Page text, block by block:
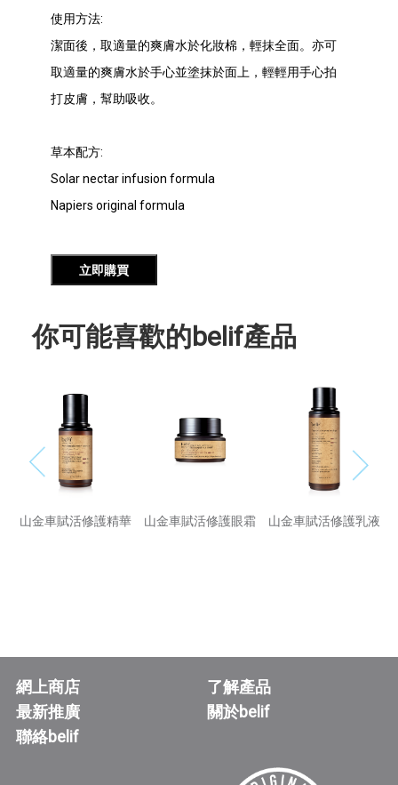
使用方法:
潔面後，取適量的爽膚水於化妝棉，輕抹全面。亦可
取適量的爽膚水於手心並塗抹於面上，輕輕用手心拍
打皮膚，幫助吸收。
草本配方:
Solar nectar infusion formula
Napiers original formula
立即購買
你可能喜歡的belif產品
山金車賦活修護精華 山金車賦活修護眼霜 山金車賦活修護乳液
網上商店
了解產品
最新推廣
關於belif
聯絡belif